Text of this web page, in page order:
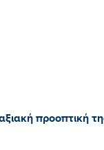
προοπτική